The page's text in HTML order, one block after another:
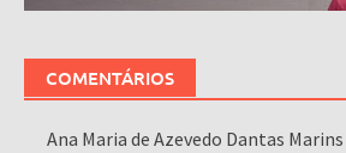
COMENTÁRIOS
Ana Maria de Azevedo Dantas Marins